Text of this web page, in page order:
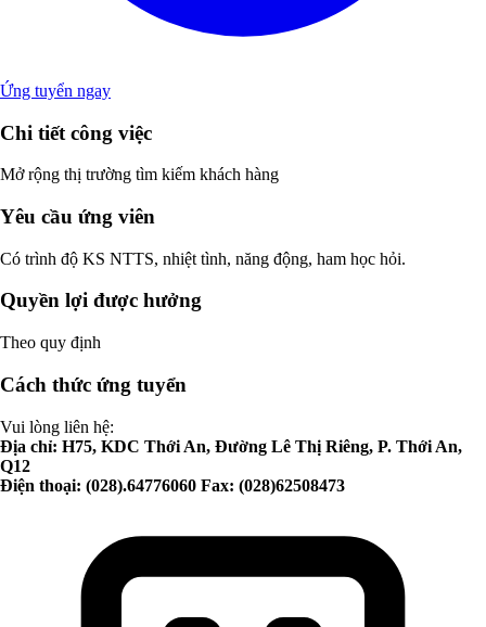
Ứng tuyển ngay
Chi tiết công việc
Mở rộng thị trường tìm kiếm khách hàng
Yêu cầu ứng viên
Có trình độ KS NTTS, nhiệt tình, năng động, ham học hỏi.
Quyền lợi được hưởng
Theo quy định
Cách thức ứng tuyển
Vui lòng liên hệ:
Địa chỉ: H75, KDC Thới An, Đường Lê Thị Riêng, P. Thới An,
Q12
Điện thoại: (028).64776060 Fax: (028)62508473